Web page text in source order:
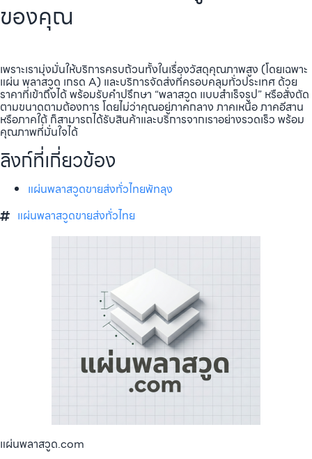
ของคุณ
เพราะเรามุ่งมั่นให้บริการครบถ้วนทั้งในเรื่องวัสดุคุณภาพสูง (โดยเฉพาะ
แผ่น พลาสวูด เกรด A) และบริการจัดส่งที่ครอบคลุมทั่วประเทศ ด้วย
ราคาที่เข้าถึงได้ พร้อมรับคำปรึกษา “พลาสวูด แบบสำเร็จรูป” หรือสั่งตัด
ตามขนาดตามต้องการ โดยไม่ว่าคุณอยู่ภาคกลาง ภาคเหนือ ภาคอีสาน
หรือภาคใต้ ก็สามารถได้รับสินค้าและบริการจากเราอย่างรวดเร็ว พร้อม
คุณภาพที่มั่นใจได้
ลิงก์ที่เกี่ยวข้อง
แผ่นพลาสวูดขายส่งทั่วไทยพัทลุง
แผ่นพลาสวูดขายส่งทั่วไทย
แผ่นพลาสวูด.com